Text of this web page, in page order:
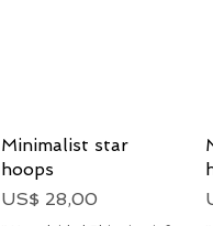
Vista rápida
Minimalist star
hoops
Precio
US$ 28,00